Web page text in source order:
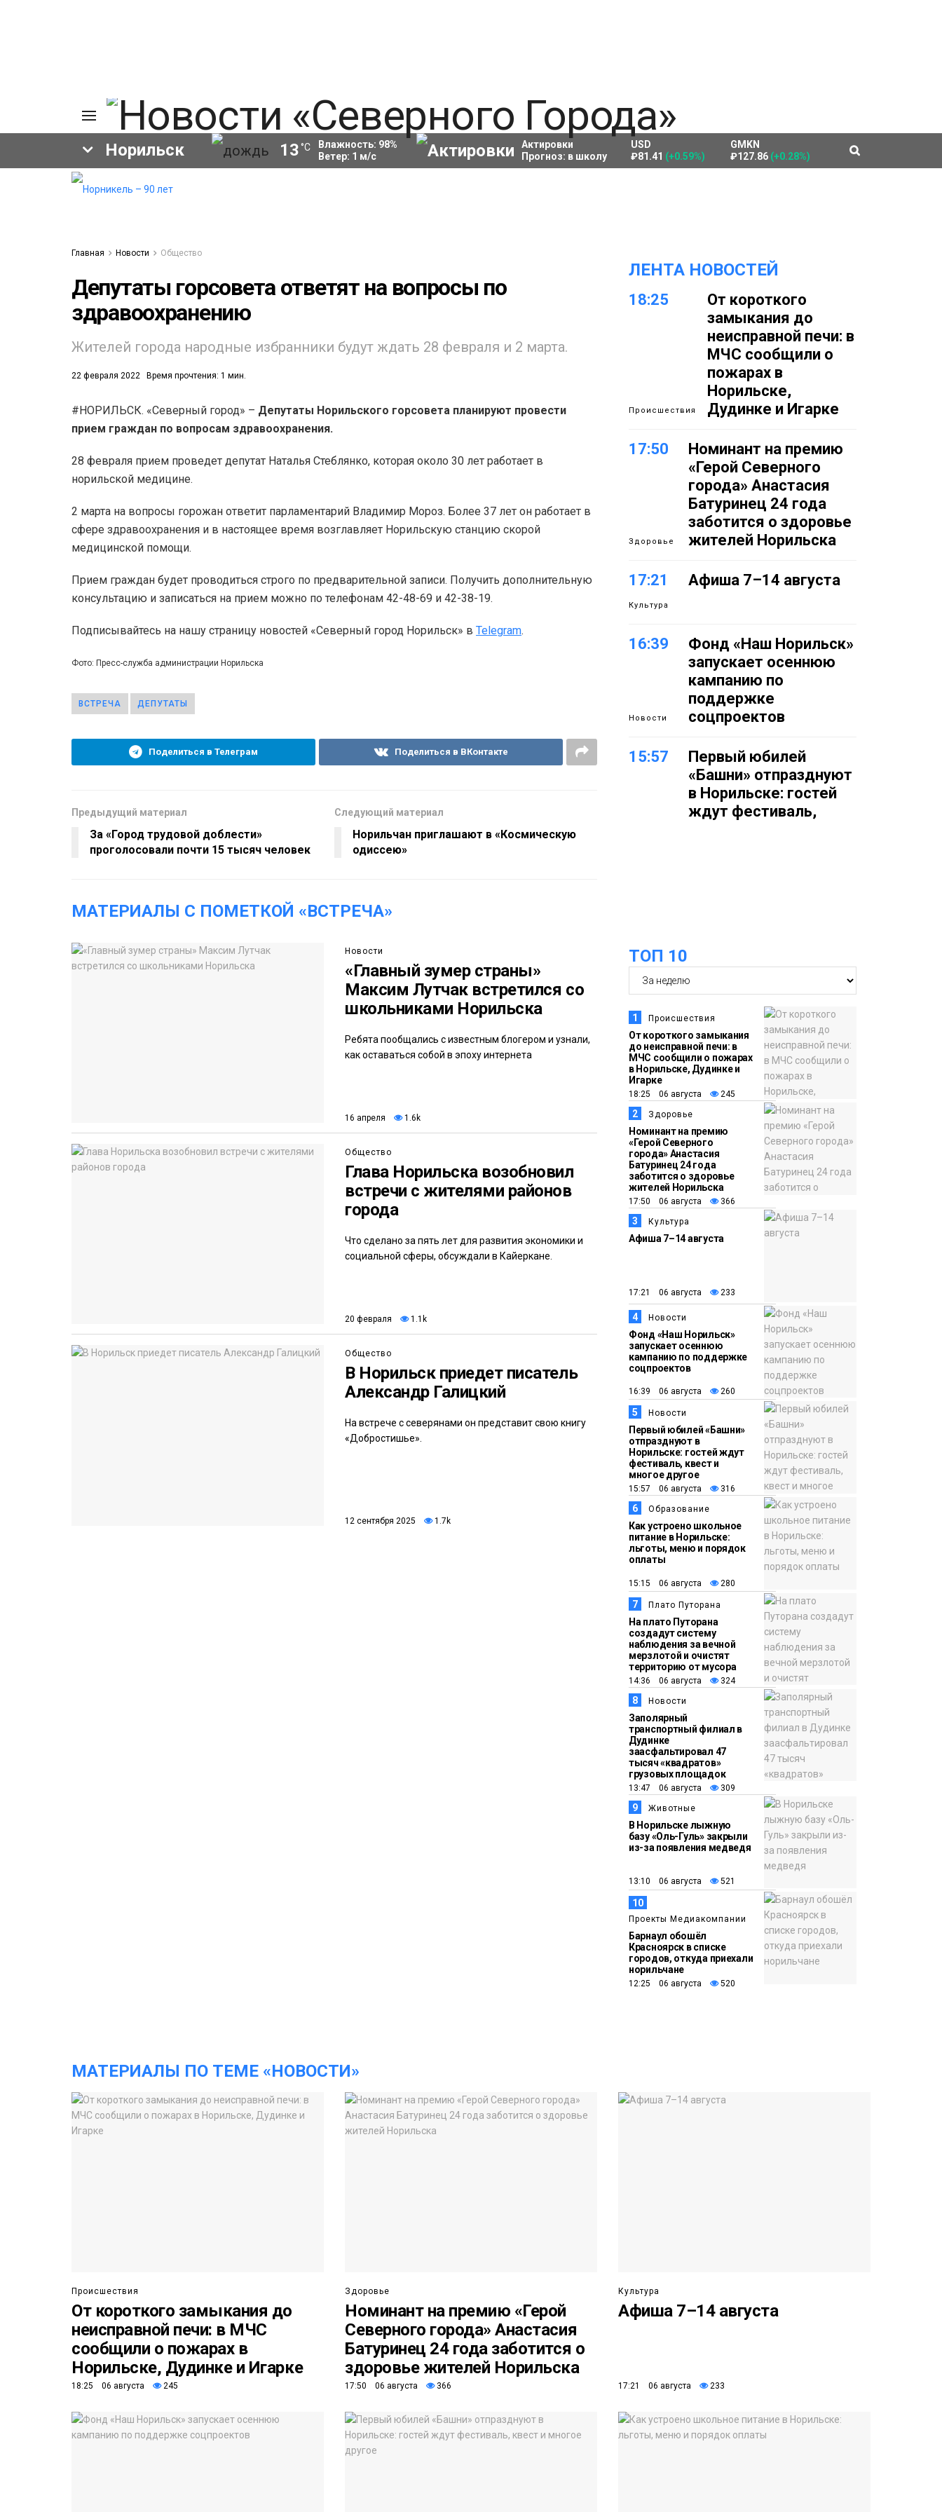
Норильск 13 °C Влажность: 98%
Ветер: 1 м/с
Актировки
Прогноз: в школу
USD
₽81.41 (+0.59%)
GMKN
₽127.86 (+0.28%)
Главная Новости Общество
Депутаты горсовета ответят на вопросы по
здравоохранению
Жителей города народные избранники будут ждать 28 февраля и 2 марта.
22 февраля 2022 Время прочтения: 1 мин.
#НОРИЛЬСК. «Северный город» – Депутаты Норильского горсовета планируют провести
прием граждан по вопросам здравоохранения.
28 февраля прием проведет депутат Наталья Стеблянко, которая около 30 лет работает в
норильской медицине.
2 марта на вопросы горожан ответит парламентарий Владимир Мороз. Более 37 лет он работает в
сфере здравоохранения и в настоящее время возглавляет Норильскую станцию скорой
медицинской помощи.
Прием граждан будет проводиться строго по предварительной записи. Получить дополнительную
консультацию и записаться на прием можно по телефонам 42-48-69 и 42-38-19.
Подписывайтесь на нашу страницу новостей «Северный город Норильск» в Telegram.
Фото: Пресс-служба администрации Норильска
ВСТРЕЧА ДЕПУТАТЫ
Поделиться в Телеграм Поделиться в ВКонтакте
Предыдущий материал
За «Город трудовой доблести»
проголосовали почти 15 тысяч человек
Следующий материал
Норильчан приглашают в «Космическую
одиссею»
МАТЕРИАЛЫ С ПОМЕТКОЙ «ВСТРЕЧА»
Новости
«Главный зумер страны»
Максим Лутчак встретился со
школьниками Норильска
Ребята пообщались с известным блогером и узнали,
как оставаться собой в эпоху интернета
16 апреля 1.6k
Общество
Глава Норильска возобновил
встречи с жителями районов
города
Что сделано за пять лет для развития экономики и
социальной сферы, обсуждали в Кайеркане.
20 февраля 1.1k
Общество
В Норильск приедет писатель
Александр Галицкий
На встрече с северянами он представит свою книгу
«Добростишье».
12 сентября 2025 1.7k
ЛЕНТА НОВОСТЕЙ
18:25
Происшествия
От короткого
замыкания до
неисправной печи: в
МЧС сообщили о
пожарах в
Норильске,
Дудинке и Игарке
17:50
Здоровье
Номинант на премию
«Герой Северного
города» Анастасия
Батуринец 24 года
заботится о здоровье
жителей Норильска
17:21
Культура
Афиша 7–14 августа
16:39
Новости
Фонд «Наш Норильск»
запускает осеннюю
кампанию по
поддержке
соцпроектов
15:57
Первый юбилей
«Башни» отпразднуют
в Норильске: гостей
ждут фестиваль,
14:36
Плато
Путорана
На плато Путорана
создадут систему
наблюдения за вечной
мерзлотой и очистят
территорию от мусора
13:47
Новости
Заполярный
транспортный филиал
в Дудинке
заасфальтировал 47
тысяч «квадратов»
грузовых площадок
13:10
В Норильске лыжную
базу «Оль-Гуль»
12:25
Медиакомпании
Барнаул обошёл
Красноярск в
списке городов,
откуда приехали
норильчане
ТОП 10
1 Происшествия
От короткого замыкания
до неисправной печи: в
МЧС сообщили о пожарах
в Норильске, Дудинке и
Игарке
18:25 06 августа 245
2 Здоровье
Номинант на премию
«Герой Северного
города» Анастасия
Батуринец 24 года
заботится о здоровье
жителей Норильска
17:50 06 августа 366
3 Культура
Афиша 7–14 августа
17:21 06 августа 233
4 Новости
Фонд «Наш Норильск»
запускает осеннюю
кампанию по поддержке
соцпроектов
16:39 06 августа 260
5 Новости
Первый юбилей «Башни»
отпразднуют в
Норильске: гостей ждут
фестиваль, квест и
многое другое
15:57 06 августа 316
6 Образование
Как устроено школьное
питание в Норильске:
льготы, меню и порядок
оплаты
15:15 06 августа 280
7 Плато Путорана
На плато Путорана
создадут систему
наблюдения за вечной
мерзлотой и очистят
территорию от мусора
14:36 06 августа 324
8 Новости
Заполярный
транспортный филиал в
Дудинке
заасфальтировал 47
тысяч «квадратов»
грузовых площадок
13:47 06 августа 309
9 Животные
В Норильске лыжную
базу «Оль-Гуль» закрыли
из-за появления медведя
13:10 06 августа 521
10
Проекты Медиакомпании
Барнаул обошёл
Красноярск в списке
городов, откуда приехали
норильчане
12:25 06 августа 520
МАТЕРИАЛЫ ПО ТЕМЕ «НОВОСТИ»
Происшествия
От короткого замыкания до
неисправной печи: в МЧС
сообщили о пожарах в
Норильске, Дудинке и Игарке
18:25 06 августа 245
Здоровье
Номинант на премию «Герой
Северного города» Анастасия
Батуринец 24 года заботится о
здоровье жителей Норильска
17:50 06 августа 366
Культура
Афиша 7–14 августа
17:21 06 августа 233